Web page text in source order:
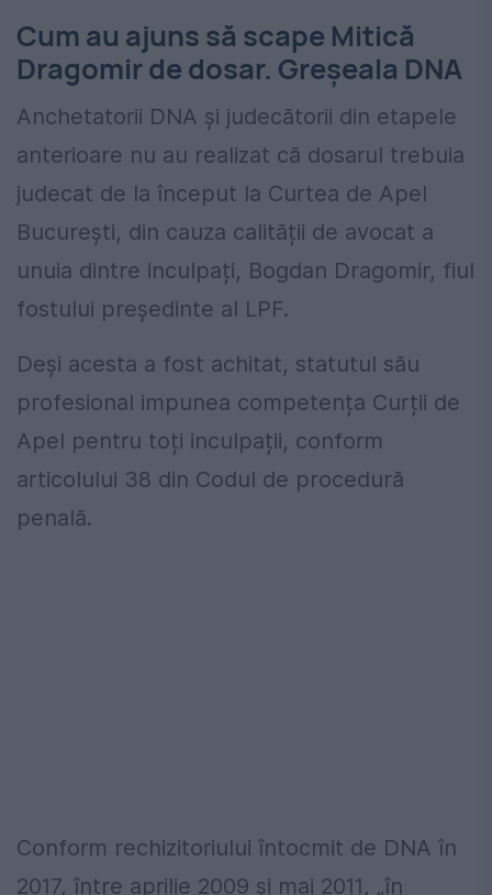
Cum au ajuns să scape Mitică
Dragomir de dosar. Greșeala DNA
Anchetatorii DNA și judecătorii din etapele
anterioare nu au realizat că dosarul trebuia
judecat de la început la Curtea de Apel
București, din cauza calității de avocat a
unuia dintre inculpați, Bogdan Dragomir, fiul
fostului președinte al LPF.
Deși acesta a fost achitat, statutul său
profesional impunea competența Curții de
Apel pentru toți inculpații, conform
articolului 38 din Codul de procedură
penală.
Conform rechizitoriului întocmit de DNA în
2017, între aprilie 2009 și mai 2011, „în